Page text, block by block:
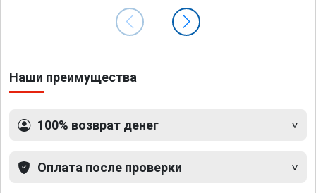
Наши преимущества
100% возврат денег
Оплата после проверки